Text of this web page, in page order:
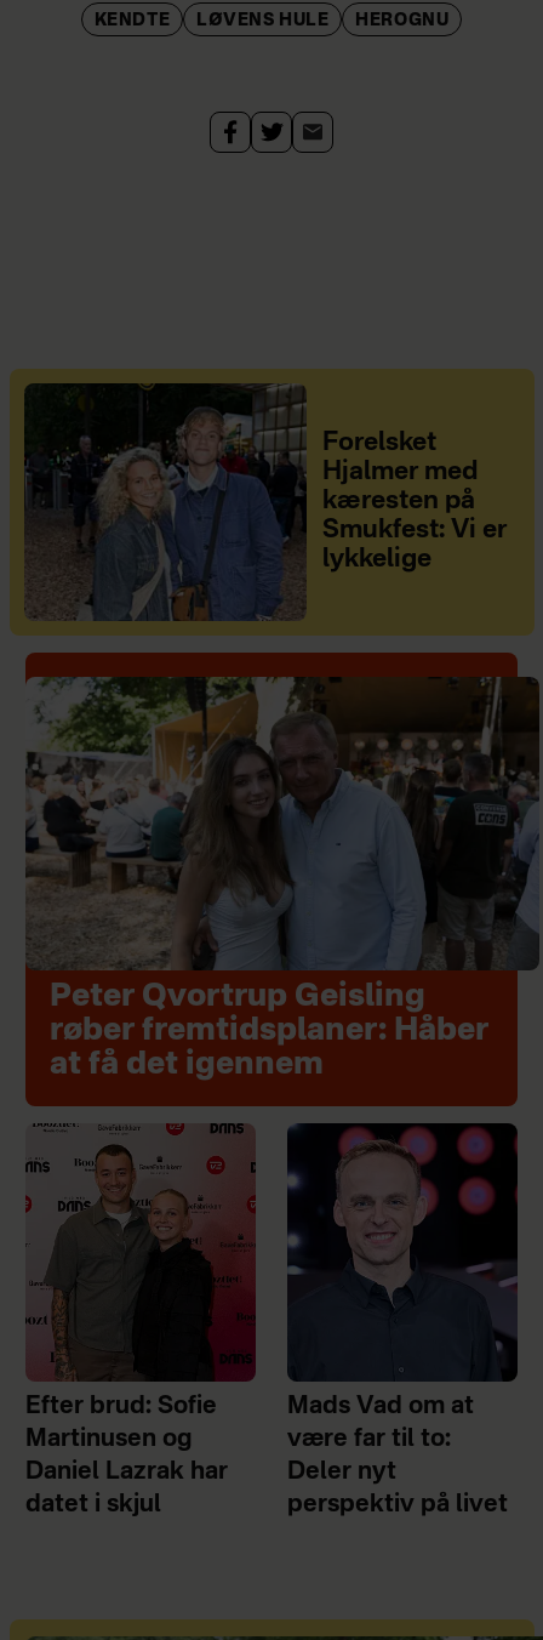
KENDTE LØVENS HULE HEROGNU
Forelsket
Hjalmer med
kæresten på
Smukfest: Vi er
lykkelige
Peter Qvortrup Geisling
røber fremtidsplaner: Håber
at få det igennem
Efter brud: Sofie
Martinusen og
Daniel Lazrak har
datet i skjul
Mads Vad om at
være far til to:
Deler nyt
perspektiv på livet